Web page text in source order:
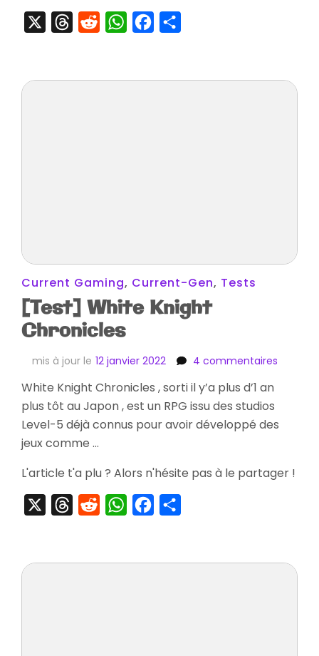
ThreadsRedditWhatsAppFacebook
Current Gaming, Current-Gen, Tests
[Test] White Knight
Chronicles
mis à jour le 12 janvier 2022 4 commentaires
White Knight Chronicles , sorti il y’a plus d’1 an
plus tôt au Japon , est un RPG issu des studios
Level-5 déjà connus pour avoir développé des
jeux comme …
L'article t'a plu ? Alors n'hésite pas à le partager !
ThreadsRedditWhatsAppFacebook